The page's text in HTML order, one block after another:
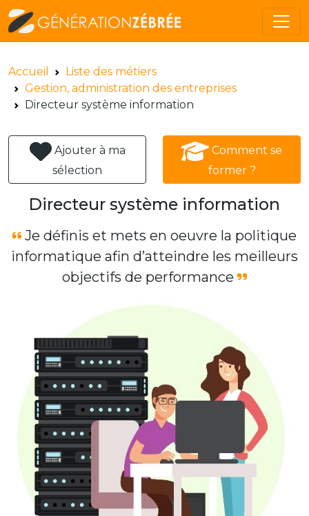
Accueil
Liste des métiers
Gestion, administration des entreprises
Directeur système information
Ajouter à ma
sélection
Comment se
former ?
Directeur système information
Je définis et mets en oeuvre la politique
informatique afin d’atteindre les meilleurs
objectifs de performance